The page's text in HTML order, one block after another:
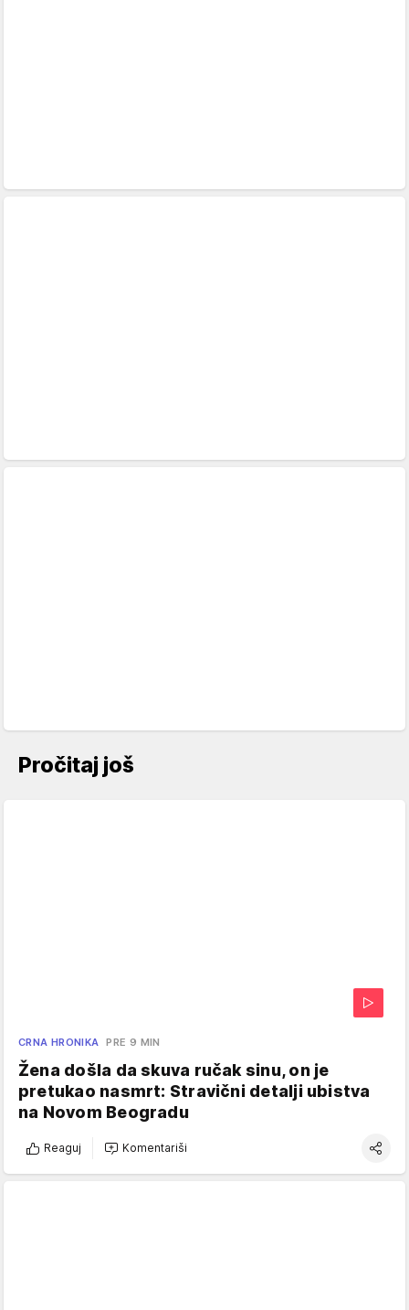
Pročitaj još
CRNA HRONIKA PRE 9 MIN
Žena došla da skuva ručak sinu, on je
pretukao nasmrt: Stravični detalji ubistva
na Novom Beogradu
Reaguj Komentariši